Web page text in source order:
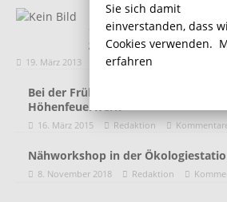
Hallenbäder sind
Ostersonntagmorgen
geöffnet
19. März 2013 Heino Kommentare
Bei der Frühjahrskirmes gibt es
Höhenfeuerwerk
16. März 2015 Redaktion
Nähworkshop in der
8. November 2018 Redaktion
Sie sich damit
einverstanden, dass
Cookies verwenden.
erfahren